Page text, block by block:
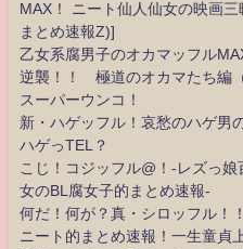
MAX！ ニート仙人仙女の映画
まとめ速報Z)]
乙女系腐男子のオカマッフル
逆襲！！ 極道のオカマたち編
スーパーウンコ！
新・ハゲッフル！哀愁のハゲ男
ハゲっTEL？
こじ！コジッフル@！-レズっ
女のBL腐女子的まとめ速報-
何だ！何が？真・シロッフル
ニート的まとめ速報！一生童貞